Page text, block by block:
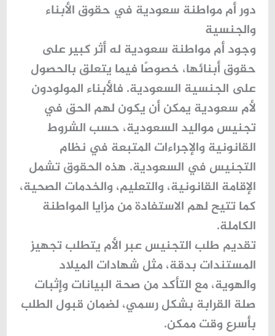
دور أم مواطنة سعودية في حقوق الأبناء
والجنسية
وجودأم مواطنة سعودية له أثر كبير على
حقوق أبنائها، خصوصًا فيما يتعلق بالحصول
على الجنسية السعودية. فالأبناء المولودون
لأم سعودية يمكن أن يكون لهم الحق في
تجنيس مواليد السعودية، حسب الشروط
القانونية والإجراءات المتبعة في نظام
التجنيس في السعودية. هذه الحقوق تشمل
الإقامة القانونية، والتعليم، والخدمات الصحية،
كما تتيح لهم الاستفادة من مزايا المواطنة
الكاملة.
تقديم طلب التجنيس عبر الأم يتطلب تجهيز
المستندات بدقة، مثل شهادات الميلاد
والهوية، مع التأكد من صحة البيانات وإثبات
صلة القرابة بشكل رسمي، لضمان قبول الطلب
بأسرع وقت ممكن.